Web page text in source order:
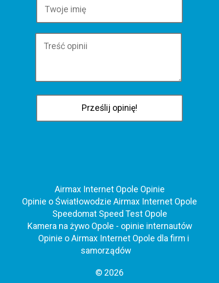
Airmax Internet Opole Opinie
Opinie o Światłowodzie Airmax Internet Opole
Speedomat Speed Test Opole
Kamera na żywo Opole - opinie internautów
Opinie o Airmax Internet Opole dla firm i
samorządów
© 2026